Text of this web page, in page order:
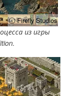
ⓘ Firefly Studios
из игры